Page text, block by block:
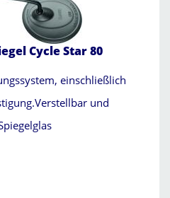
Cycle Star 80
einschließlich
und